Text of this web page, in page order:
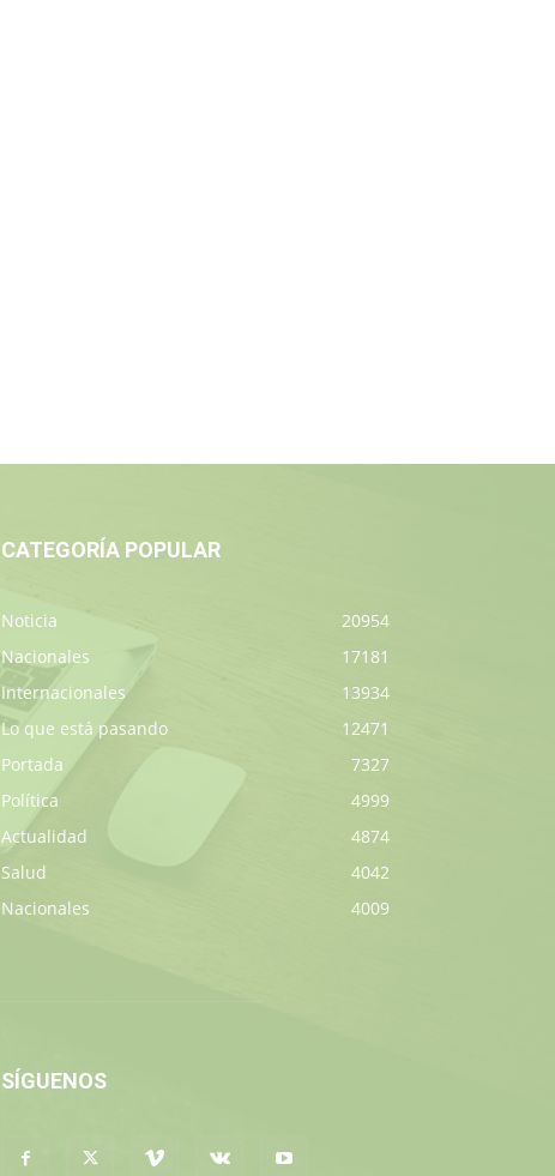
CATEGORÍA POPULAR
Noticia
20954
Nacionales
17181
Internacionales
13934
Lo que está pasando
12471
Portada
7327
Política
4999
Actualidad
4874
Salud
4042
Nacionales
4009
SÍGUENOS